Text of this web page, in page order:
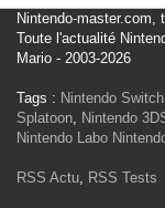
Nintendo-master.com,
Toute l'actualité
Mario - 2003-2026
Tags : Nintendo Switch
Splatoon, Nintendo
Nintendo Labo
RSS Actu, RSS Tests